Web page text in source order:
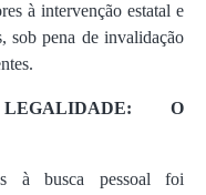
à intervenção estatal e
sob pena de invalidação
O
à busca pessoal foi